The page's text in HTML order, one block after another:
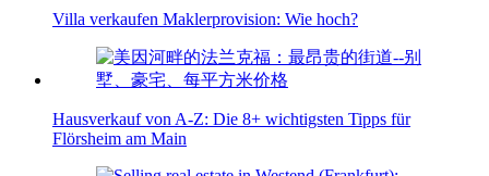
Villa verkaufen Maklerprovision: Wie hoch?
Hausverkauf von A-Z: Die 8+ wichtigsten Tipps für
Flörsheim am Main